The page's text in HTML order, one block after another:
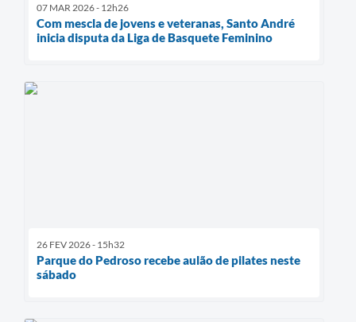
07 MAR 2026 - 12h26
Com mescla de jovens e veteranas, Santo André
inicia disputa da Liga de Basquete Feminino
26 FEV 2026 - 15h32
Parque do Pedroso recebe aulão de pilates neste
sábado